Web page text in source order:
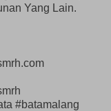
Yang Lain.
#batamalang